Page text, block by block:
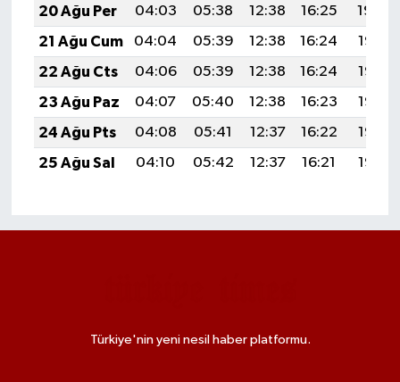
20 Ağu Per
04:03 05:38 12:38 16:25
19:29
21 Ağu Cum
04:04 05:39 12:38 16:24
19:28
22 Ağu Cts
04:06 05:39 12:38 16:24
19:26
23 Ağu Paz
04:07 05:40 12:38 16:23
19:25
24 Ağu Pts
04:08 05:41 12:37 16:22
19:23
25 Ağu Sal
04:10 05:42 12:37 16:21 19:22
Türkiye'nin yeni nesil haber platformu.